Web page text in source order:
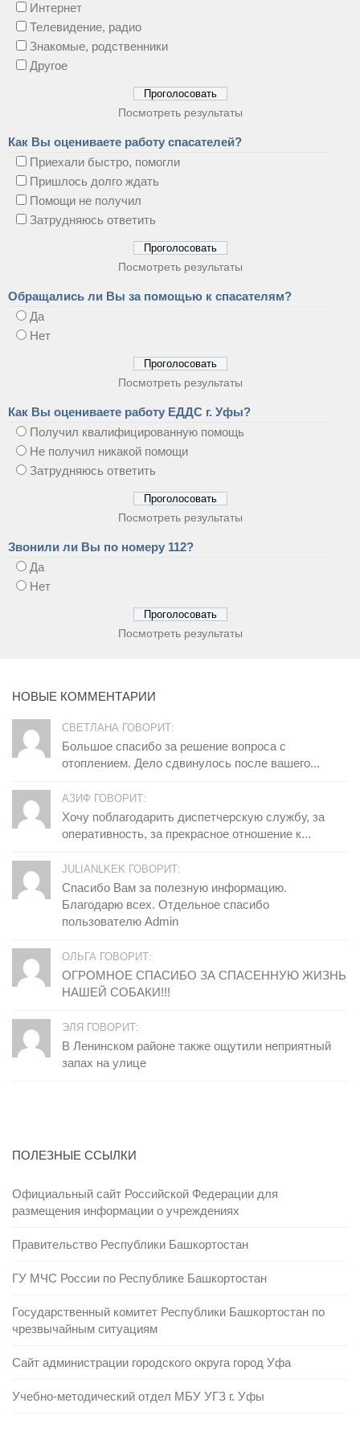
Интернет
Телевидение, радио
Знакомые, родственники
Другое
Посмотреть результаты
Как Вы оцениваете работу спасателей?
Приехали быстро, помогли
Пришлось долго ждать
Помощи не получил
Затрудняюсь ответить
Посмотреть результаты
Обращались ли Вы за помощью к спасателям?
Да
Нет
Посмотреть результаты
Как Вы оцениваете работу ЕДДС г. Уфы?
Получил квалифицированную помощь
Не получил никакой помощи
Затрудняюсь ответить
Посмотреть результаты
Звонили ли Вы по номеру 112?
Да
Нет
Посмотреть результаты
НОВЫЕ КОММЕНТАРИИ
СВЕТЛАНА ГОВОРИТ:
Большое спасибо за решение вопроса с
отоплением. Дело сдвинулось после вашего...
АЗИФ ГОВОРИТ:
Хочу поблагодарить диспетчерскую службу, за
оперативность, за прекрасное отношение к...
JULIANLKEK ГОВОРИТ:
Спасибо Вам за полезную информацию.
Благодарю всех. Отдельное спасибо
пользователю Admin
ОЛЬГА ГОВОРИТ:
ОГРОМНОЕ СПАСИБО ЗА СПАСЕННУЮ ЖИЗНЬ
НАШЕЙ СОБАКИ!!!
ЭЛЯ ГОВОРИТ:
В Ленинском районе также ощутили неприятный
запах на улице
ПОЛЕЗНЫЕ ССЫЛКИ
Официальный сайт Российской Федерации для
размещения информации о учреждениях
Правительство Республики Башкортостан
ГУ МЧС России по Республике Башкортостан
Государственный комитет Республики Башкортостан по
чрезвычайным ситуациям
Сайт администрации городского округа город Уфа
Учебно-методический отдел МБУ УГЗ г. Уфы